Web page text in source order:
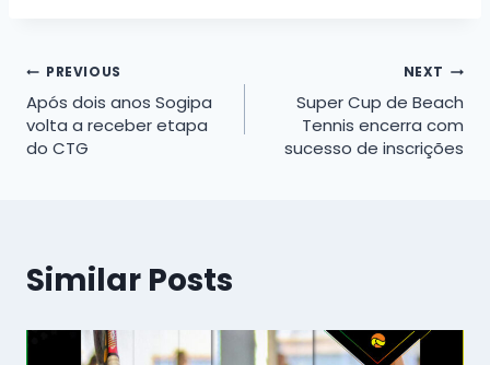
Navegação
de
PREVIOUS
Após dois anos Sogipa
volta a receber etapa
do CTG
NEXT
Super Cup de Beach
Tennis encerra com
sucesso de inscrições
Similar Posts